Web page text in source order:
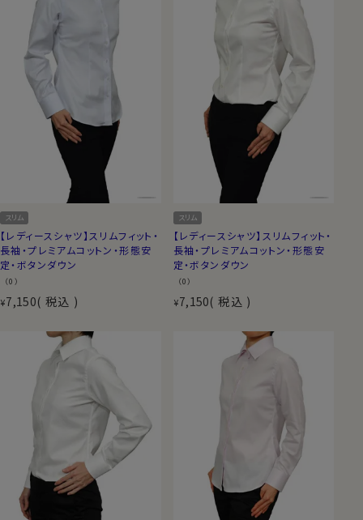
スリム
【レディースシャツ】スリムフィット・
長袖・プレミアムコットン・形態安
定・ボタンダウン
（0）
¥7,150 税込
スリム
【レディースシャツ】スリムフィット・
長袖・プレミアムコットン・形態安
定・ボタンダウン
（0）
¥7,150 税込